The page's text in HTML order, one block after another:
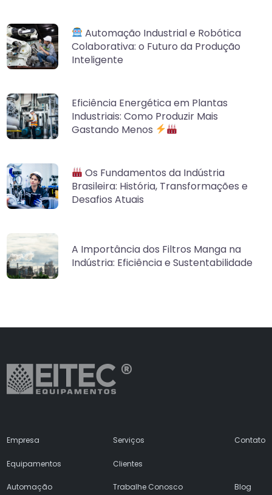
Automação Industrial e Robótica
Colaborativa: o Futuro da Produção
Inteligente
Eficiência Energética em Plantas
Industriais: Como Produzir Mais
Gastando Menos
Os Fundamentos da Indústria
Brasileira: História, Transformações e
Desafios Atuais
A Importância dos Filtros Manga na
Indústria: Eficiência e Sustentabilidade
Empresa
Equipamentos
Automação
Serviços
Clientes
Trabalhe Conosco
Contato
Blog